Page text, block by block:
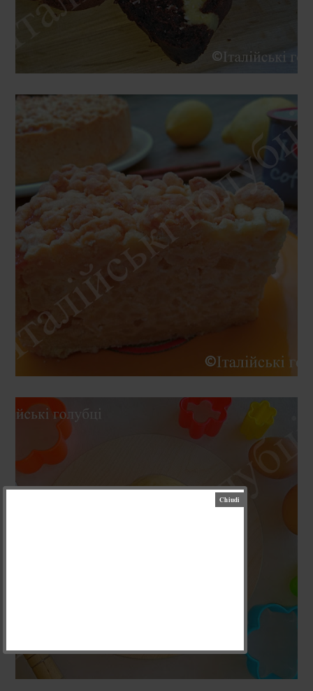
ПОНЕДІЛОК, 10 ЛЮТОГО 2020 Р.
СИРНИК З РИСОМ